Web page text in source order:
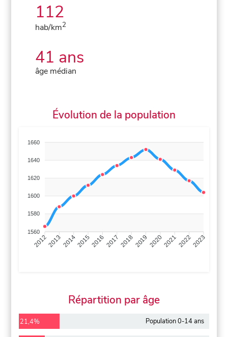
112
hab/km2
41 ans
âge médian
Évolution de la population
1660
1640
1620
1600
1580
1560
201220132014201520162017 20182019 2020202120222023
Répartition par âge
21,4% Population 0-14 ans